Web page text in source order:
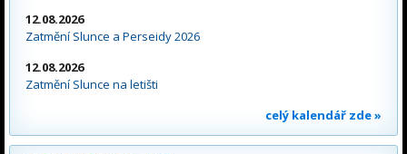
12.08.2026
Zatmění Slunce a Perseidy 2026
12.08.2026
Zatmění Slunce na letišti
celý kalendář zde »